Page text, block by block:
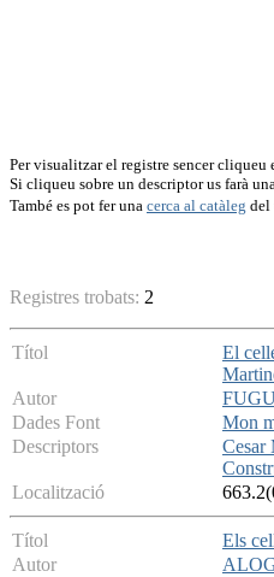
Per visualitzar el registre sencer
Si cliqueu sobre un descriptor us farà
També es pot fer una cerca al catàleg del
Registres trobats: 2
Títol
El
Autor
Dades Font
Mon
Descriptors
Cesar
Localització
Títol
Els
Autor